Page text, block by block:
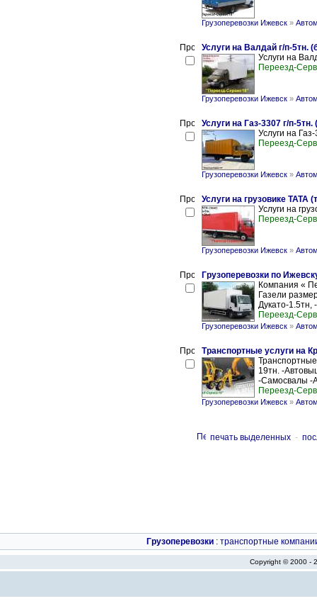
Грузоперевозки Ижевск »
Услуги на Валдай г/п-5тн.
Услуги на
Переезд-
Грузоперевозки Ижевск »
Услуги на Газ-3307 г/п-5тн.
Услуги на
Переезд-
Грузоперевозки Ижевск »
Услуги на грузовике ТАТА
Услуги на
Переезд-
Грузоперевозки Ижевск »
Грузоперевозки по
Компания «
Газели
Дукато-1.5тн,
Переезд-
Грузоперевозки Ижевск »
Транспортные услуги на
19тн. -
-Самосвалы -
Переезд-
Грузоперевозки Ижевск »
печать выделенных -
Грузоперевозки : транспортные
Copyright © 2000 -